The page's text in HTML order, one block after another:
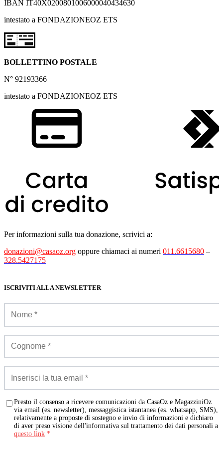
IBAN IT40X0200801006000040434630
intestato a FONDAZIONEOZ ETS
BOLLETTINO POSTALE
N° 92193366
intestato a FONDAZIONEOZ ETS
Per informazioni sulla tua donazione, scrivici a:
donazioni@casaoz.org oppure chiamaci ai numeri 011.6615680 –
328.5427175
ISCRIVITI ALLA NEWSLETTER
Presto il consenso a ricevere comunicazioni da CasaOz e MagazziniOz
via email (es. newsletter), messaggistica istantanea (es. whatsapp, SMS),
relativamente a proposte di sostegno e invio di informazioni e dichiaro
di aver preso visione dell'informativa sul trattamento dei dati personali a
questo link *